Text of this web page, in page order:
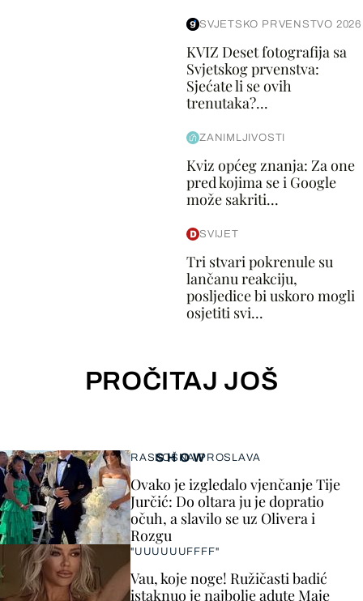
SVJETSKO PRVENSTVO 2026
KVIZ Deset fotografija sa
Svjetskog prvenstva:
Sjećate li se ovih
trenutaka?...
ZANIMLJIVOSTI
Kviz općeg znanja: Za one
pred kojima se i Google
može sakriti...
SVIJET
Tri stvari pokrenule su
lančanu reakciju,
posljedice bi uskoro mogli
osjetiti svi...
PROČITAJ JOŠ
SHOW
RASKOŠNA PROSLAVA
Ovako je izgledalo vjenčanje Tije
Jurčić: Do oltara ju je dopratio
očuh, a slavilo se uz Olivera i
Rozgu
"UUUUUUFFFF"
Vau, koje noge! Ružičasti badić
istaknuo je najbolje adute Maje